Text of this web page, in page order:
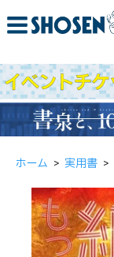
ホーム > 実用書 >